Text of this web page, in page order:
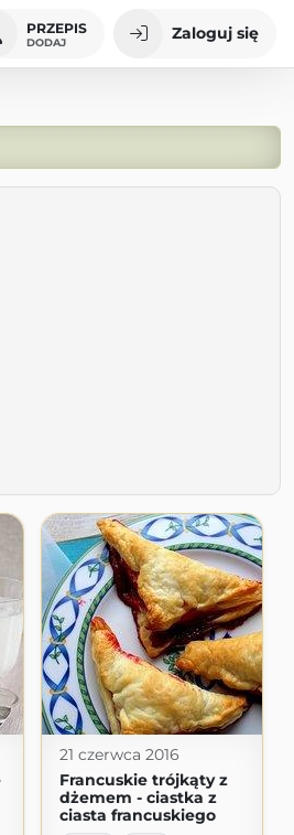
PRZEPIS
DODAJ Zaloguj się
21 czerwca 2016
Francuskie trójkąty z
dżemem - ciastka z
ciasta francuskiego